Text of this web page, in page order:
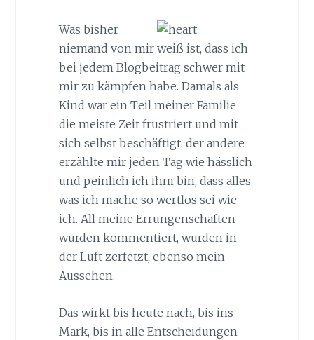
Was bisher
niemand von mir weiß ist, dass ich
bei jedem Blogbeitrag schwer mit
mir zu kämpfen habe. Damals als
Kind war ein Teil meiner Familie
die meiste Zeit frustriert und mit
sich selbst beschäftigt, der andere
erzählte mir jeden Tag wie hässlich
und peinlich ich ihm bin, dass alles
was ich mache so wertlos sei wie
ich. All meine Errungenschaften
wurden kommentiert, wurden in
der Luft zerfetzt, ebenso mein
Aussehen.
Das wirkt bis heute nach, bis ins
Mark, bis in alle Entscheidungen